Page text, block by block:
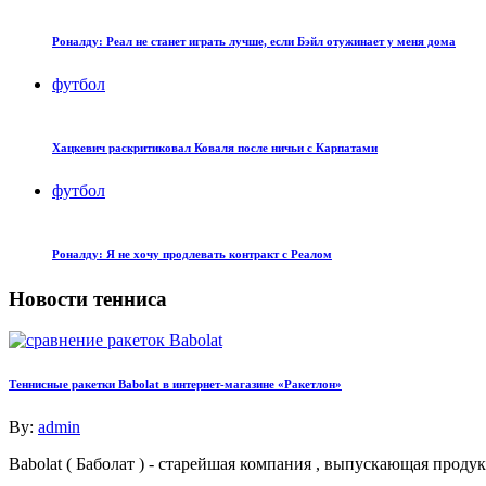
Роналду: Реал не станет играть лучше, если Бэйл отужинает у меня дома
футбол
Хацкевич раскритиковал Коваля после ничьи с Карпатами
футбол
Роналду: Я не хочу продлевать контракт с Реалом
Новости тенниса
Теннисные ракетки Babolat в интернет-магазине «Ракетлон»
By: admin
Babolat ( Баболат ) - старейшая компания , выпускающая